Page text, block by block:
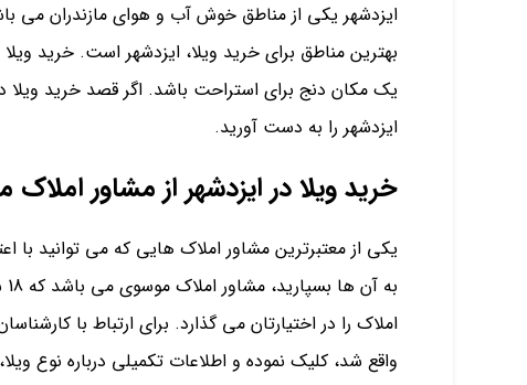
ایزدشهر یکی از مناطق خوش آب و هوای مازندران می
بهترین مناطق برای خرید ویلا، ایزدشهر است. خرید
یک مکان دنج برای استراحت باشد. اگر قصد خرید ویلا در
ایزدشهر را به دست آورید.
خرید ویلا در ایزدشهر از مشاور املاک
یکی از معتبرترین مشاور املاک هایی که می توانید با
املاک را در اختیارتان می گذارد. برای ارتباط با
واقع شد، کلیک نموده و اطلاعات تکمیلی درباره نوع